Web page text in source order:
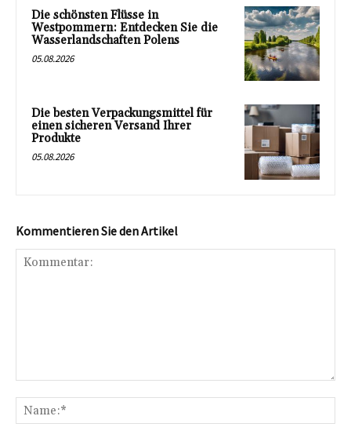
Die schönsten Flüsse in
Westpommern: Entdecken Sie die
Wasserlandschaften Polens
05.08.2026
Die besten Verpackungsmittel für
einen sicheren Versand Ihrer
Produkte
05.08.2026
Kommentieren Sie den Artikel